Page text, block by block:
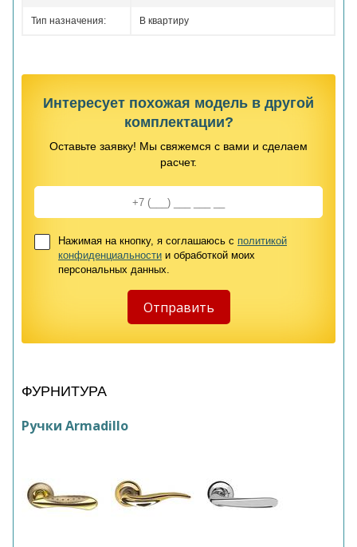
Тип назначения: В квартиру
Интересует похожая модель в другой
комплектации?
Оставьте заявку! Мы свяжемся с вами и сделаем
расчет.
Нажимая на кнопку, я соглашаюсь с политикой
конфиденциальности и обработкой моих
персональных данных.
ФУРНИТУРА
Ручки Armadillo